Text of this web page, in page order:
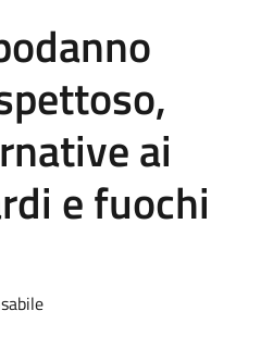
ai
e fuochi